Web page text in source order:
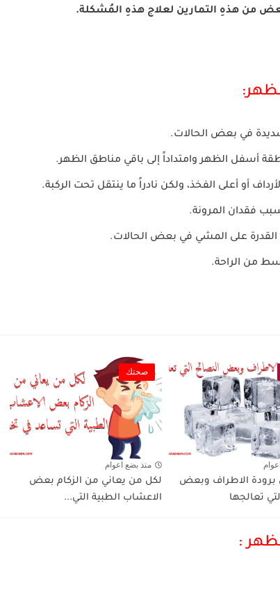
من هذهِ التمارين لعلاج هذهِ المُشكلة.
في بعض الحالات.
أسفل الظهر وامتداداً إلى باقي مناطق الظهر.
أو أعلى الفخذ، ولكن نادراً ما ينتقل تحت الركبة.
فقدان المرونة.
القدرة على المشي في بعض الحالات.
من الراحة.
برودة الاطراف وبعض
تعالجها
صحتك
منذ بضع اعوام
لكل من يعاني من الزكام بعض
الاعشاب الطبية التي...
: